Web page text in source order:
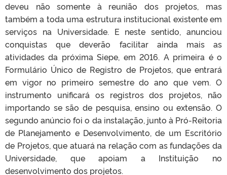
deveu não somente à reunião dos projetos, mas
também a toda uma estrutura institucional existente em
serviços na Universidade. E neste sentido, anunciou
conquistas que deverão facilitar ainda mais as
atividades da próxima Siepe, em 2016. A primeira é o
Formulário Único de Registro de Projetos, que entrará
em vigor no primeiro semestre do ano que vem. O
instrumento unificará os registros dos projetos, não
importando se são de pesquisa, ensino ou extensão. O
segundo anúncio foi o da instalação, junto à Pró-Reitoria
de Planejamento e Desenvolvimento, de um Escritório
de Projetos, que atuará na relação com as fundações da
Universidade, que apoiam a Instituição no
desenvolvimento dos projetos.